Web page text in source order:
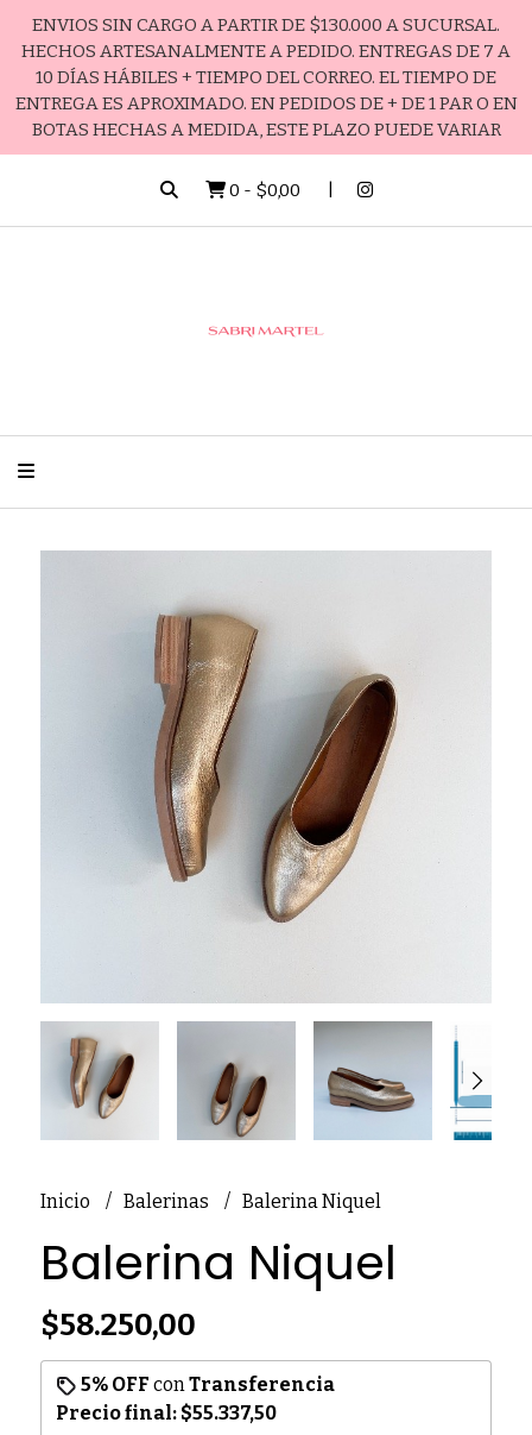
ENVIOS SIN CARGO A PARTIR DE $130.000 A SUCURSAL.
HECHOS ARTESANALMENTE A PEDIDO. ENTREGAS DE 7 A
10 DÍAS HÁBILES + TIEMPO DEL CORREO. EL TIEMPO DE
ENTREGA ES APROXIMADO. EN PEDIDOS DE + DE 1 PAR O EN
BOTAS HECHAS A MEDIDA, ESTE PLAZO PUEDE VARIAR
0 - $0,00
Inicio Balerinas Balerina Niquel
Balerina Niquel
$58.250,00
5% OFF con Transferencia
Precio final: $55.337,50